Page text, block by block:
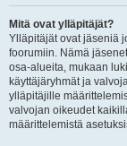
Mitä ovat ylläpitäjät?
Ylläpitäjät ovat jäseniä
foorumiin. Nämä
osa-alueita, mukaan
käyttäjäryhmät ja
ylläpitäjille
valvojan oikeudet
määrittelemistä